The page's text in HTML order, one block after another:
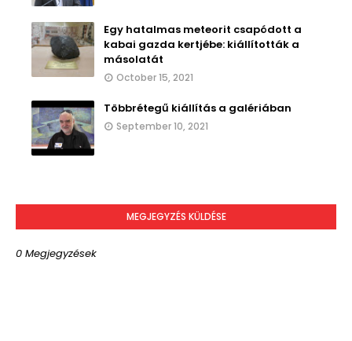
Egy hatalmas meteorit csapódott a
kabai gazda kertjébe: kiállították a
másolatát
October 15, 2021
Többrétegű kiállítás a galériában
September 10, 2021
MEGJEGYZÉS KÜLDÉSE
0 Megjegyzések